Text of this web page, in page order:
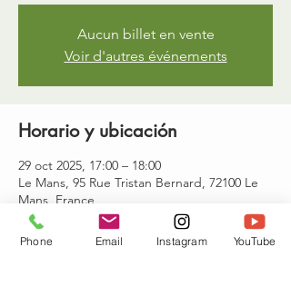
Aucun billet en vente
Voir d'autres événements
Horario y ubicación
29 oct 2025, 17:00 – 18:00
Le Mans, 95 Rue Tristan Bernard, 72100 Le
Mans, France
Invitados
Phone Email Instagram YouTube